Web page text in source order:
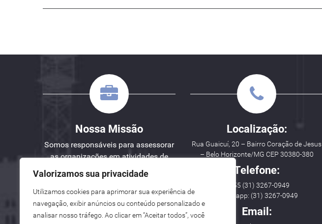
Valorizamos sua privacidade
Utilizamos cookies para aprimorar sua experiência de
navegação, exibir anúncios ou conteúdo personalizado e
analisar nosso tráfego. Ao clicar em “Aceitar todos”, você
Nossa Missão
Somos responsáveis para assessorar
as organizações em atividades de
Engenharia, Planejamento e Gestão
de Projetos.
See here an English version for you.
Localização:
Rua Guaicuí, 20 – Bairro Coração de Jesus
– Belo Horizonte/MG CEP 30380-380
Telefone:
++ 55 (31) 3267-0949
Whatsapp: (31) 3267-0949
Email: